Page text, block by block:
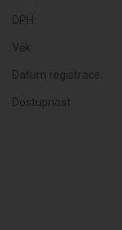
DPH:
Věk:
Datum registrace:
Dostupnost: